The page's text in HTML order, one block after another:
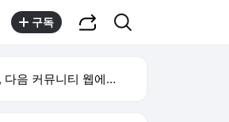
구독
커뮤니티 웹에서 보기